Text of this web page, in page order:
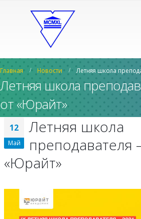
Главная Новости Летняя школа
Летняя школа
от «Юрайт»
12
Май
Летняя школа
преподавателя
«Юрайт»